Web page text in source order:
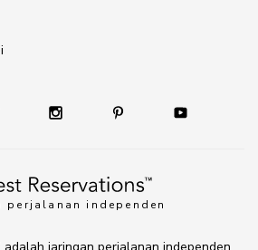
perjalanan independen